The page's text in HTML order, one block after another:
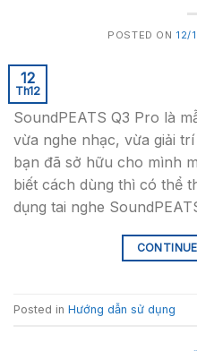
POSTED ON 12/
12
Th12
SoundPEATS Q3 Pro là
vừa nghe nhạc, vừa giải
bạn đã sở hữu cho mình
biết cách dùng thì có thể
dụng tai nghe
Posted in Hướng dẫn sử dụng